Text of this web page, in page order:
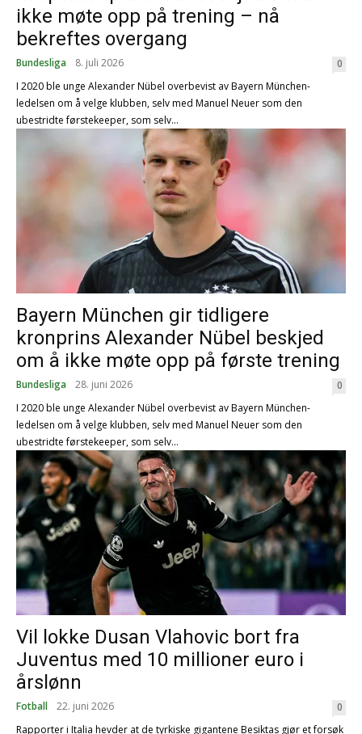
ikke møte opp på trening – nå
bekreftes overgang
Bundesliga 8. juli 2026
0
I 2020 ble unge Alexander Nübel overbevist av Bayern München-
ledelsen om å velge klubben, selv med Manuel Neuer som den
ubestridte førstekeeper, som selv...
Bayern München gir tidligere
kronprins Alexander Nübel beskjed
om å ikke møte opp på første trening
Bundesliga 28. juni 2026
0
I 2020 ble unge Alexander Nübel overbevist av Bayern München-
ledelsen om å velge klubben, selv med Manuel Neuer som den
ubestridte førstekeeper, som selv...
Vil lokke Dusan Vlahovic bort fra
Juventus med 10 millioner euro i
årslønn
Fotball 22. juni 2026
0
Rapporter i Italia hevder at de tyrkiske gigantene Besiktas gjør et forsøk